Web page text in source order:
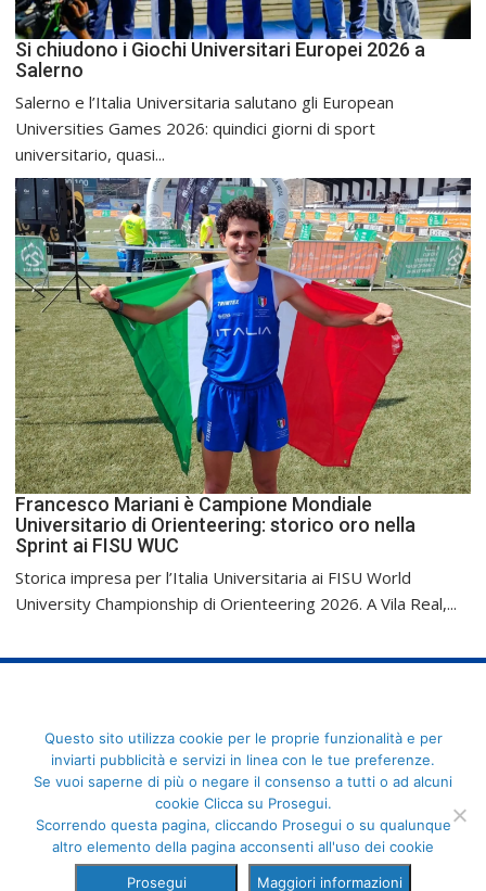
Si chiudono i Giochi Universitari Europei 2026 a
Salerno
Salerno e l’Italia Universitaria salutano gli European
Universities Games 2026: quindici giorni di sport
universitario, quasi...
Francesco Mariani è Campione Mondiale
Universitario di Orienteering: storico oro nella
Sprint ai FISU WUC
Storica impresa per l’Italia Universitaria ai FISU World
University Championship di Orienteering 2026. A Vila Real,...
FederCUSI: Federazione Italiana dello Sport Universitario - Via
Angelo Brofferio, 7 - 00195 Roma - C.F. 80109270589
Questo sito utilizza cookie per le proprie funzionalità e per
inviarti pubblicità e servizi in linea con le tue preferenze.
Se vuoi saperne di più o negare il consenso a tutti o ad alcuni
cookie Clicca su Prosegui.
Scorrendo questa pagina, cliccando Prosegui o su qualunque
altro elemento della pagina acconsenti all'uso dei cookie
Prosegui Maggiori informazioni